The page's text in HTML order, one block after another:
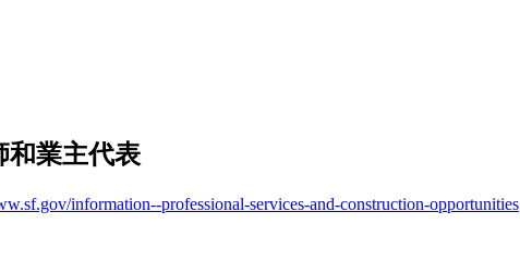
和業主代表
information--professional-services-and-construction-opportunities